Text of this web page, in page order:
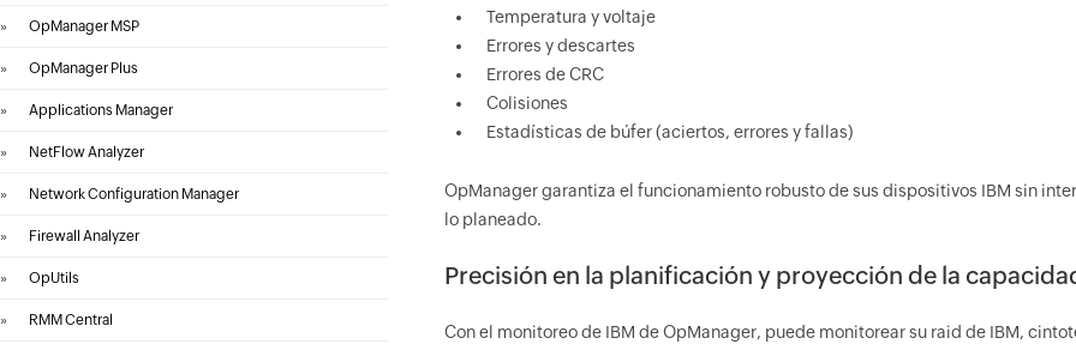
» OpManager MSP
» OpManager Plus
» Applications Manager
» NetFlow Analyzer
» Network Configuration Manager
» Firewall Analyzer
» OpUtils
» RMM Central
Temperatura y voltaje
Errores y descartes
Errores de CRC
Colisiones
Estadísticas de búfer (aciertos, errores y fallas)
OpManager garantiza el funcionamiento robusto de sus dispositivos IBM sin
lo planeado.
Precisión en la planificación y proyección de la
Con el monitoreo de IBM de OpManager, puede monitorear su raid de IBM,